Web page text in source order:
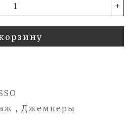
+
, Джемперы